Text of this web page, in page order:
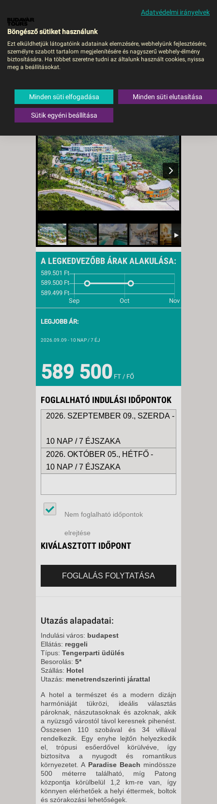
MENÜ
Thaiföld - Phuket / Crest
budapest, Repülő
Thaiföld,Phuket
A LEGKEDVEZŐBB ÁRAK ALAKULÁSA:
LEGJOBB ÁR:
2026.09.09 - 10 NAP / 7 ÉJ
589 500 FT / FŐ
FOGLALHATÓ INDULÁSI IDŐPONTOK
2026. SZEPTEMBER 09., SZERDA -
10 NAP / 7 ÉJSZAKA
2026. OKTÓBER 05., HÉTFŐ -
10 NAP / 7 ÉJSZAKA
Nem foglalható időpontok
elrejtése
KIVÁLASZTOTT IDŐPONT
FOGLALÁS FOLYTATÁSA
Utazás alapadatai:
Indulási város: budapest
Ellátás: reggeli
Típus: Tengerparti üdülés
Besorolás: 5*
Szállás: Hotel
Utazás: menetrendszerinti járattal
A hotel a természet és a modern dizájn
harmóniáját tükrözi, ideális választás
pároknak, nászutasoknak és azoknak, akik
a nyüzsgő várostól távol keresnek pihenést.
Összesen 110 szobával és 34 villával
rendelkezik. Egy enyhe lejtőn helyezkedik
el, trópusi esőerdővel körülvéve, így
biztosítva a nyugodt és romantikus
környezetet. A Paradise Beach mindössze
500 méterre található, míg Patong
központja körülbelül 1,2 km-re van, így
könnyen elérhetőek a helyi éttermek, boltok
és szórakozási lehetőségek.
Adatvédelmi irányelvek
Böngésző sütiket használunk
Ezt elküldhetjük látogatóink adatainak elemzésére, webhelyünk fejlesztésére,
személyre szabott tartalom megjelenítésére és nagyszerű webhely-élmény
biztosítására. Ha többet szeretne tudni az általunk használt cookies, nyissa
meg a beállításokat.
Minden süti elfogadása Minden süti elutasítása
Sütik egyéni beállítása